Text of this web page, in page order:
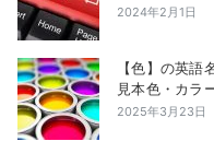
2024年2月1日
【色】の英語
見本色・カラ
2025年3月23日